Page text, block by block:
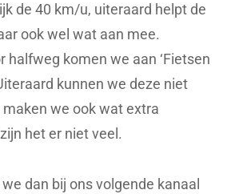
de 40 km/u, uiteraard helpt de
ook wel wat aan mee.
halfweg komen we aan ‘Fietsen
kunnen we deze niet
maken we ook wat extra
het er niet veel.
dan bij ons volgende kanaal